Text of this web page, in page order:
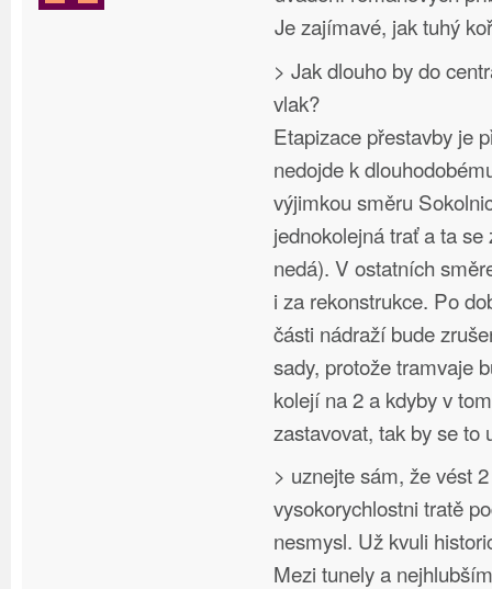
Je zajímavé, jak tuhý
> Jak dlouho by do
vlak?
Etapizace přestavby je
nedojde k
výjimkou směru
jednokolejná trať a ta
nedá). V ostatních
i za rekonstrukce. Po
části nádraží bude
sady, protože tramvaje
kolejí na 2 a kdyby v
zastavovat, tak by se to
> uznejte sám, že vést
vysokorychlostni tratě
nesmysl. Už kvuli
Mezi tunely a